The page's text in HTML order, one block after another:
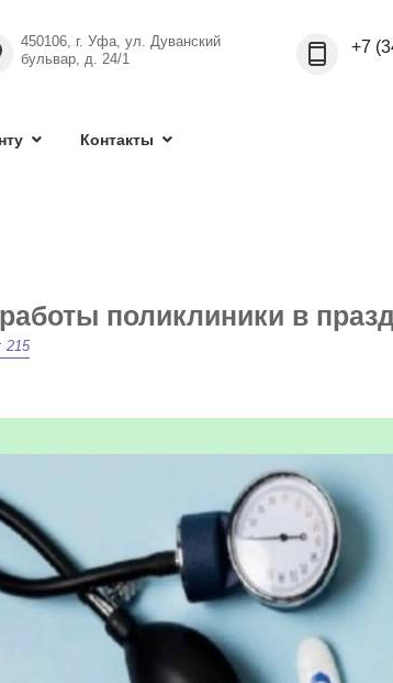
450106, г. Уфа, ул. Дуванский
бульвар, д. 24/1
+7
Контакты
поликлиники в
215